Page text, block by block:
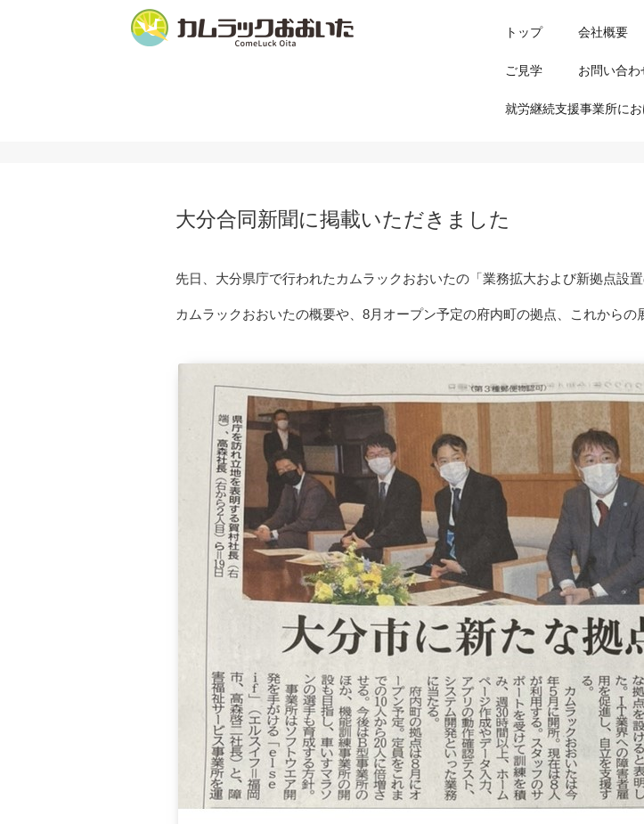
トップ 会社概要
ご見学 お問い合わ
就労継続支援事業所に
大分合同新聞に掲載いただきました
先日、大分県庁で行われたカムラックおおいたの「業務拡大および新拠点設
カムラックおおいたの概要や、8月オープン予定の府内町の拠点、これからの